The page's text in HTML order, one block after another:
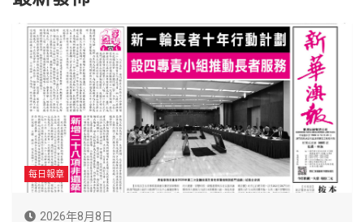
每日報章
2026年8月8日